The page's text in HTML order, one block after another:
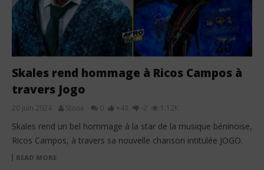
Skales rend hommage à Ricos Campos à
travers Jogo
20 juin 2024 Stone 0 +43 -2 1.12K
Skales rend un bel hommage à la star de la musique béninoise,
Ricos Campos, à travers sa nouvelle chanson intitulée JOGO.
READ MORE